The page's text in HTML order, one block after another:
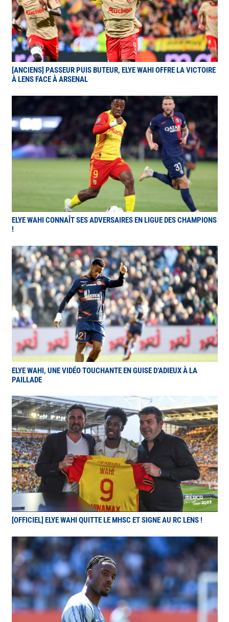
[ANCIENS] PASSEUR PUIS BUTEUR, ELYE WAHI OFFRE LA VICTOIRE
À LENS FACE À ARSENAL
ELYE WAHI CONNAÎT SES ADVERSAIRES EN LIGUE DES CHAMPIONS
!
ELYE WAHI, UNE VIDÉO TOUCHANTE EN GUISE D’ADIEUX À LA
PAILLADE
[OFFICIEL] ELYE WAHI QUITTE LE MHSC ET SIGNE AU RC LENS !